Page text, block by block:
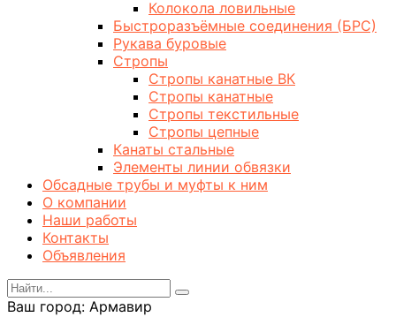
Колокола ловильные
Быстроразъёмные соединения (БРС)
Рукава буровые
Стропы
Стропы канатные ВК
Стропы канатные
Стропы текстильные
Стропы цепные
Канаты стальные
Элементы линии обвязки
Обсадные трубы и муфты к ним
О компании
Наши работы
Контакты
Объявления
Ваш город: Армавир